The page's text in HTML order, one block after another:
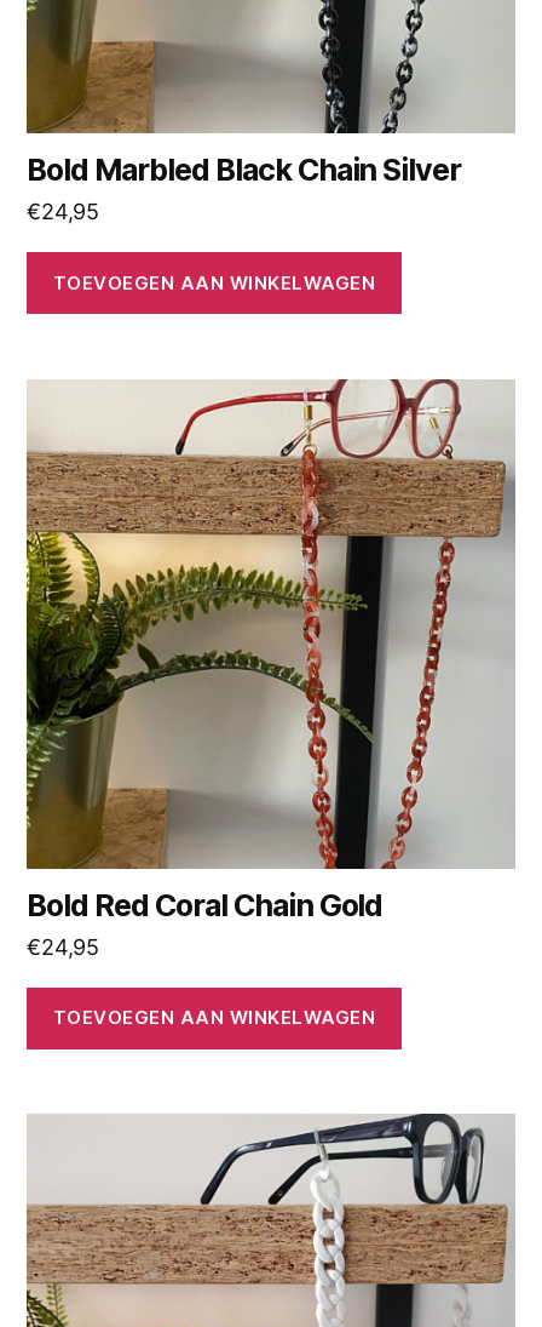
Bold Marbled Black Chain Silver
€24,95
TOEVOEGEN AAN WINKELWAGEN
Bold Red Coral Chain Gold
€24,95
TOEVOEGEN AAN WINKELWAGEN